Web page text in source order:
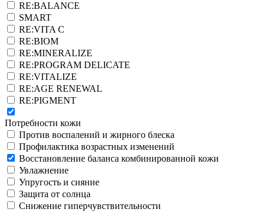
RE:BALANCE
SMART
RE:VITA C
RE:BIOM
RE:MINERALIZE
RE:PROGRAM DELICATE
RE:VITALIZE
RE:AGE RENEWAL
RE:PIGMENT
Потребности кожи
Против воспалений и жирного блеска
Профилактика возрастных изменений
Восстановление баланса комбинированной кожи
Увлажнение
Упругость и сияние
Защита от солнца
Снижение гиперчувствительности